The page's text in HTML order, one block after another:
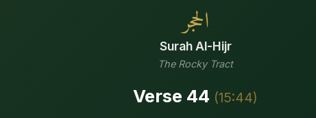
الحجر
Surah Al-Hijr
The Rocky Tract
Verse 44 (15:44)